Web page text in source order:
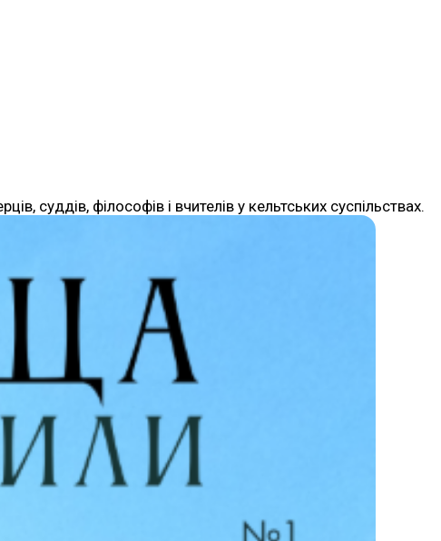
суддів, філософів і вчителів у кельтських суспільствах.